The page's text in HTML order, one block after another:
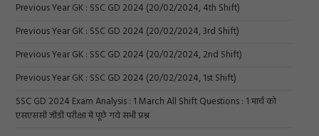
Previous Year GK : SSC GD 2024 (20/02/2024, 4th Shift)
Previous Year GK : SSC GD 2024 (20/02/2024, 3rd Shift)
Previous Year GK : SSC GD 2024 (20/02/2024, 2nd Shift)
Previous Year GK : SSC GD 2024 (20/02/2024, 1st Shift)
SSC GD 2024 Exam Analysis : 1 March All Shift Questions : 1 मार्च को
एसएससी जीडी परीक्षा में पूछे गये सभी प्रश्न